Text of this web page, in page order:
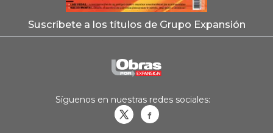
Suscríbete a los títulos de Grupo Expansión
Síguenos en nuestras redes sociales: